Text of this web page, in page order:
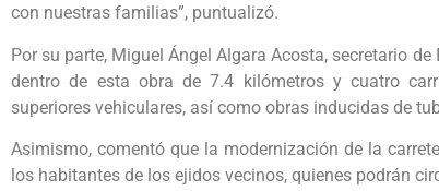
con nuestras familias”, puntualizó.
Por su parte, Miguel Ángel Algara Acosta, secretario
dentro de esta obra de 7.4 kilómetros y cuatro
superiores vehiculares, así como obras inducidas de
Asimismo, comentó que la modernización de la
los habitantes de los ejidos vecinos, quienes podrán